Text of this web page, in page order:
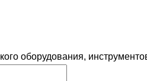
оборудования,